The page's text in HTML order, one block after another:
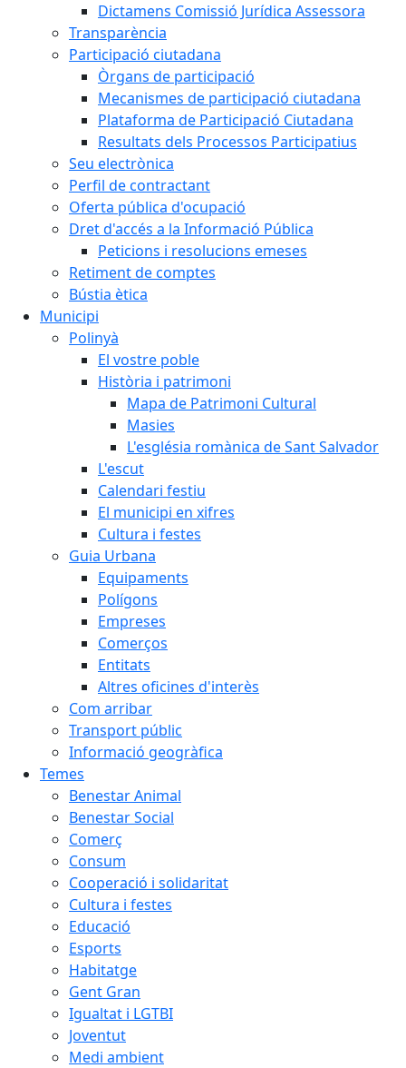
Dictamens Comissió Jurídica Assessora
Transparència
Participació ciutadana
Òrgans de participació
Mecanismes de participació ciutadana
Plataforma de Participació Ciutadana
Resultats dels Processos Participatius
Seu electrònica
Perfil de contractant
Oferta pública d'ocupació
Dret d'accés a la Informació Pública
Peticions i resolucions emeses
Retiment de comptes
Bústia ètica
Municipi
Polinyà
El vostre poble
Història i patrimoni
Mapa de Patrimoni Cultural
Masies
L'església romànica de Sant Salvador
L'escut
Calendari festiu
El municipi en xifres
Cultura i festes
Guia Urbana
Equipaments
Polígons
Empreses
Comerços
Entitats
Altres oficines d'interès
Com arribar
Transport públic
Informació geogràfica
Temes
Benestar Animal
Benestar Social
Comerç
Consum
Cooperació i solidaritat
Cultura i festes
Educació
Esports
Habitatge
Gent Gran
Igualtat i LGTBI
Joventut
Medi ambient